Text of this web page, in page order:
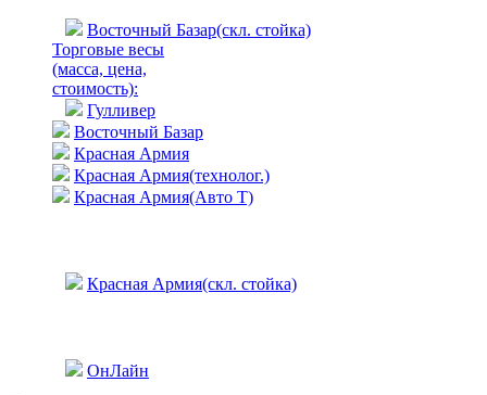
Восточный Базар(скл. стойка)
Торговые весы
(масса, цена,
стоимость):
Гулливер
Восточный Базар
Красная Армия
Красная Армия(технолог.)
Красная Армия(Авто Т)
Красная Армия(скл. стойка)
ОнЛайн